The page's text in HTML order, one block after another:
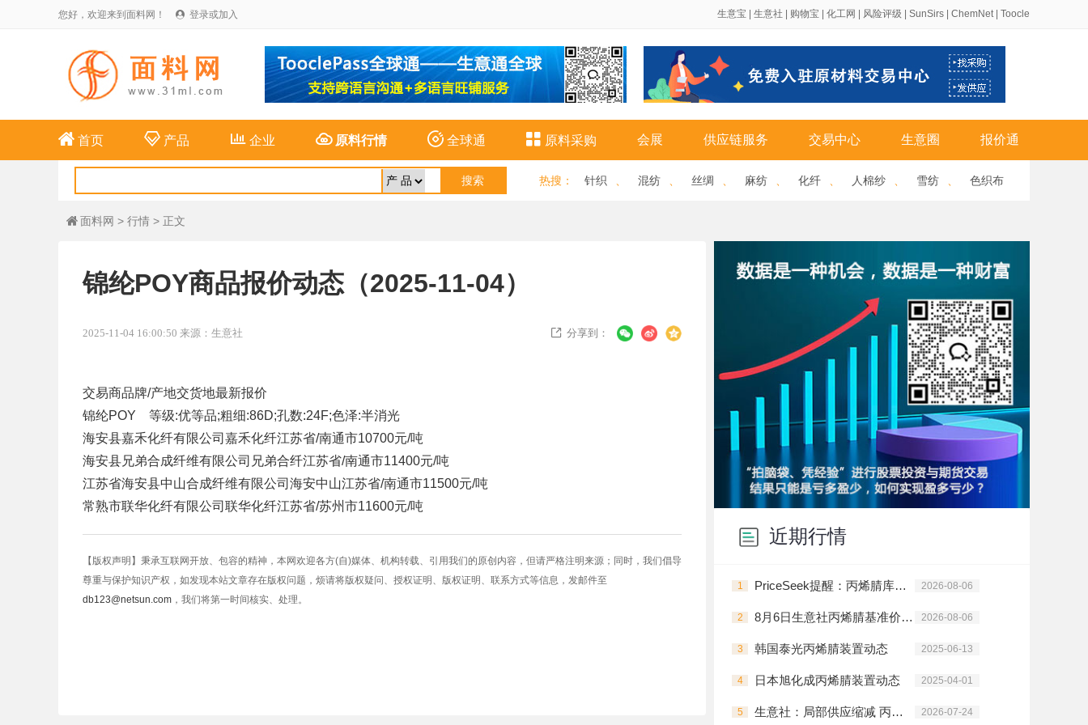
您好，欢迎来到面料网！  登录或加入 生意宝 生意社 购物宝 化工网 风险评级 SunSirs ChemNet| Toocle
 首页 产品 企业 原料行情 全球通  原料采购 会展 供应链服务 交易中心 生意圈 报价通
热搜 ： 针织 混纺 丝绸 麻纺 化纤 人棉纱 雪纺 色织布
 面料网 > 行情 > 正文
锦纶POY商品报价动态（2025-11-04）
2025-11-04 16:00:50 来源：生意社  分享到：
交易商品牌/产地交货地最新报价
锦纶POY 等级:优等品;粗细:86D;孔数:24F;色泽:半消光
海安县嘉禾化纤有限公司 嘉禾化纤江苏省/南通市10700元/吨
海安县兄弟合成纤维有限公司 兄弟合纤江苏省/南通市11400元/吨
江苏省海安县中山合成纤维有限公司 海安中山江苏省/南通市11500元/吨
常熟市联华化纤有限公司 联华化纤江苏省/苏州市11600元/吨
【版权声明】秉承互联网开放、包容的精神，本网欢迎各方(自)媒体、机构转载、引用我们的原创内容，但请严格注明来源；同时，我们倡导
尊重与保护知识产权，如发现本站文章存在版权问题，烦请将版权疑问、授权证明、版权证明、联系方式等信息，发邮件至
db123@netsun.com ，我们将第一时间核实、处理。
近期行情
1 PriceSeek提醒：丙烯腈库存回落 供需面支撑价格偏强 2026-08-06
2 8月6日生意社丙烯腈基准价为12033.33元/吨 2026-08-06
3 韩国泰光丙烯腈装置动态 2025-06-13
4 日本旭化成丙烯腈装置动态 2025-04-01
5 生意社：局部供应缩减 丙烯腈价格大幅上涨 2026-07-24